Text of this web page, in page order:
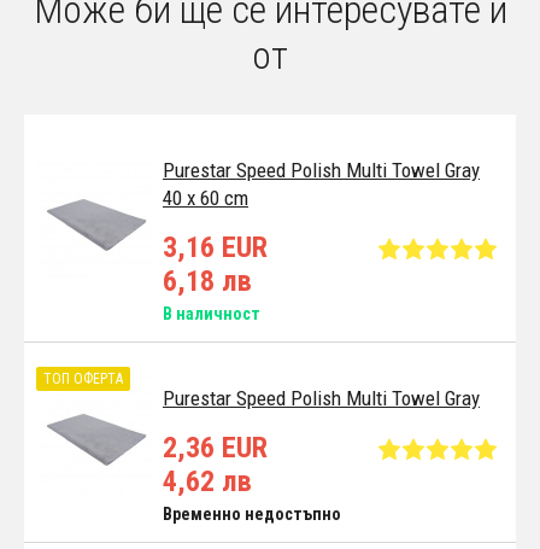
Може би ще се интересувате и
от
Purestar Speed Polish Multi Towel Gray
40 x 60 cm
3,16 EUR
6,18 лв
В наличност
Purestar Speed Polish Multi Towel Gray
ТОП ОФЕРТА
2,36 EUR
4,62 лв
Временно недостъпно